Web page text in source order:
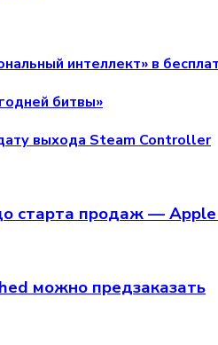
интеллект» в
битвы»
выхода Steam Controller
продаж — Apple
можно предзаказать